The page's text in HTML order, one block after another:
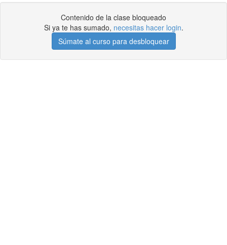
Contenido de la clase bloqueado
Si ya te has sumado, necesitas hacer login.
Súmate al curso para desbloquear